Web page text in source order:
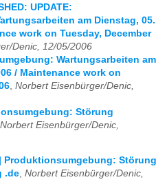
UPDATE:
am Dienstag, 05.
work on Tuesday, December
Denic, 12/05/2006
Wartungsarbeiten am
/ Maintenance work on
Norbert Eisenbürger/Denic,
Störung
Norbert Eisenbürger/Denic,
Produktionsumgebung: Störung
.de, Norbert Eisenbürger/Denic,